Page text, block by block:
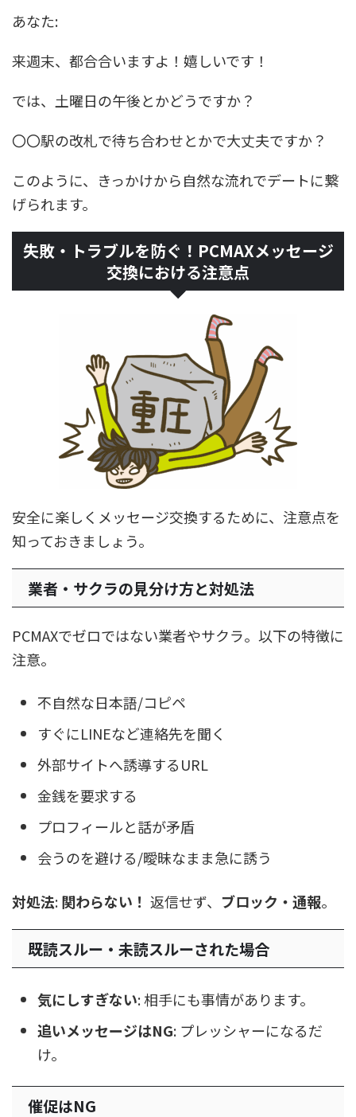
あなた:
来週末、都合合いますよ！嬉しいです！
では、土曜日の午後とかどうですか？
〇〇駅の改札で待ち合わせとかで大丈夫ですか？
このように、きっかけから自然な流れでデートに繋
げられます。
失敗・トラブルを防ぐ！PCMAXメッセージ
交換における注意点
安全に楽しくメッセージ交換するために、注意点を
知っておきましょう。
業者・サクラの見分け方と対処法
PCMAXでゼロではない業者やサクラ。以下の特徴に
注意。
不自然な日本語/コピペ
すぐにLINEなど連絡先を聞く
外部サイトへ誘導するURL
金銭を要求する
プロフィールと話が矛盾
会うのを避ける/曖昧なまま急に誘う
対処法:関わらない！ 返信せず、 ブロック・通報。
既読スルー・未読スルーされた場合
気にしすぎない: 相手にも事情があります。
追いメッセージはNG: プレッシャーになるだ
け。
催促はNG